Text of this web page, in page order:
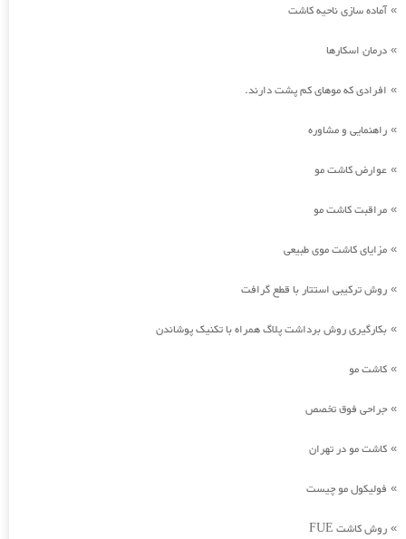
»آماده سازی ناحیه کاشت
» درمان اسکارها
» افرادی که موهای کم پشت دارند.
» راهنمایی و مشاوره
» عوارض کاشت مو
» مراقبت کاشت مو
» مزایای کاشت موی طبیعی
» روش ترکیبی استتار با قطع گرافت
» بکارگیری روش برداشت پلاگ همراه با تکنیک پوشاندن
» کاشت مو
» جراحی فوق تخصص
» کاشت مو در تهران
» فولیکول مو چیست
» روش کاشت FUE